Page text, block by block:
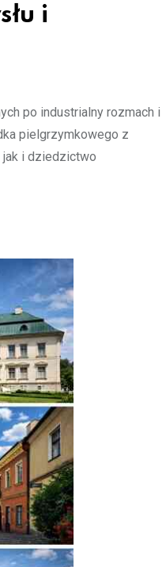
i
po industrialny rozmach i
pielgrzymkowego z
jak i dziedzictwo